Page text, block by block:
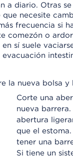
a diario. Otras
que necesite
frecuencia si
comezón o
sí suele
la nueva bolsa y
Corte una
nueva barrera.
abertura
que el
tener una
Si tiene un